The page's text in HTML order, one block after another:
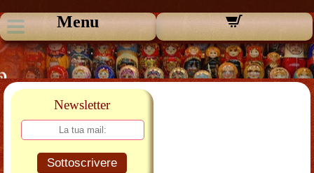
Menu
Newsletter
Sottoscrivere